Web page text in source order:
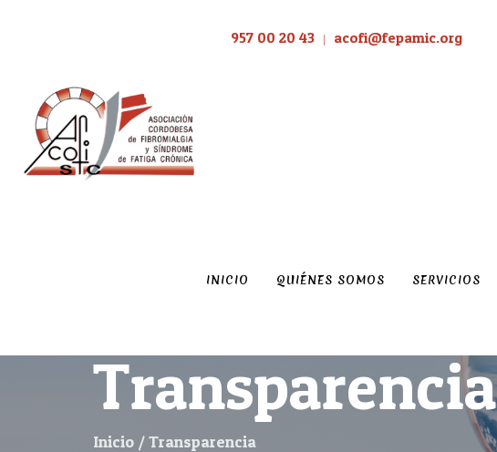
957 00 20 43| acofi@fepamic.org
INICIO QUIÉNES SOMOS SERVICIOS
Transparencia
Inicio /Transparencia